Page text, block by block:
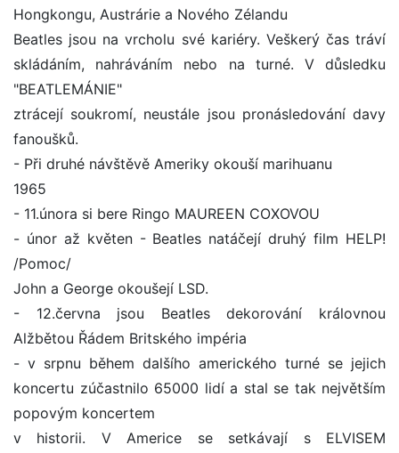
Hongkongu, Austrárie a Nového Zélandu
Beatles jsou na vrcholu své kariéry. Veškerý čas tráví
skládáním, nahráváním nebo na turné. V důsledku
"BEATLEMÁNIE"
ztrácejí soukromí, neustále jsou pronásledování davy
fanoušků.
- Při druhé návštěvě Ameriky okouší marihuanu
1965
- 11.února si bere Ringo MAUREEN COXOVOU
- únor až květen - Beatles natáčejí druhý film HELP!
/Pomoc/
John a George okoušejí LSD.
- 12.června jsou Beatles dekorování královnou
Alžbětou Řádem Britského impéria
- v srpnu během dalšího amerického turné se jejich
koncertu zúčastnilo 65000 lidí a stal se tak největším
popovým koncertem
v historii. V Americe se setkávají s ELVISEM